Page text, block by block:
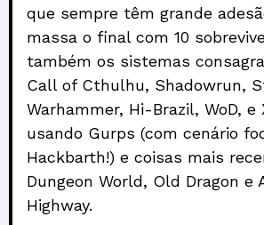
que sempre têm grande
massa o final com 10
também os sistemas
Call of Cthulhu, Shadowrun,
Warhammer, Hi-Brazil, WoD, e
usando Gurps (com cenário
Hackbarth!) e coisas mais
Dungeon World, Old Dragon e
Highway.